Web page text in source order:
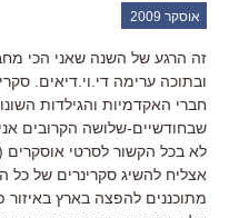
אוסקר 2009
זה הרגע של השנה שאני הכי
ובתוכה ערימה די.וי.דיאים.
שבחודשיים-שלושה הקרובים
לא בכל הקשור לסרטי אוסקרים
אצליח להשיג סקרינרים של כל